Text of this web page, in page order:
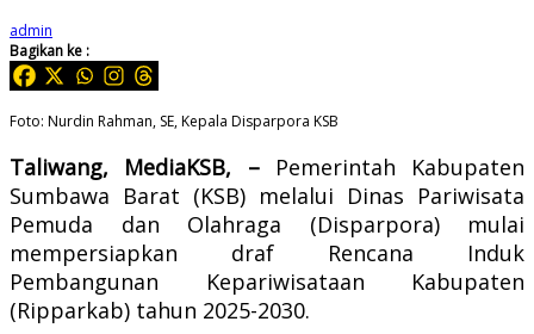
admin
Bagikan ke :
Foto: Nurdin Rahman, SE, Kepala Disparpora KSB
Taliwang, MediaKSB, –Pemerintah Kabupaten
Sumbawa Barat (KSB) melalui Dinas Pariwisata
Pemuda dan Olahraga (Disparpora) mulai
mempersiapkan draf Rencana Induk
Pembangunan Kepariwisataan Kabupaten
(Ripparkab) tahun 2025-2030.